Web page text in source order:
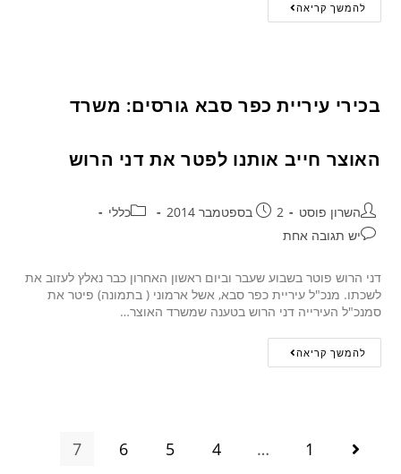
להמשך קריאה
בכירי עיריית כפר סבא גורסים: משרד
האוצר חייב אותנו לפטר את דני הרוש
השרון פוסט 2 בספטמבר 2014
כללי
יש תגובה אחת
דני הרוש פוטר בשבוע שעבר וביום ראשון האחרון כבר נאלץ לעזוב את
לשכתו. מנכ"ל עיריית כפר סבא, אשל ארמוני ( בתמונה) פיטר את
סמנכ"ל העירייה דני הרוש בטענה שמשרד האוצר…
להמשך קריאה
1
…
4
5
6
7